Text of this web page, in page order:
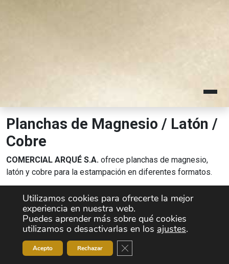
Planchas de Magnesio / Latón /
Cobre
COMERCIAL ARQUÉ S.A. ofrece planchas de magnesio,
latón y cobre para la estampación en diferentes formatos.
Utilizamos cookies para ofrecerte la mejor
experiencia en nuestra web.
Puedes aprender más sobre qué cookies
utilizamos o desactivarlas en los ajustes.
Acepto Rechazar Cerrar el banner de cookies